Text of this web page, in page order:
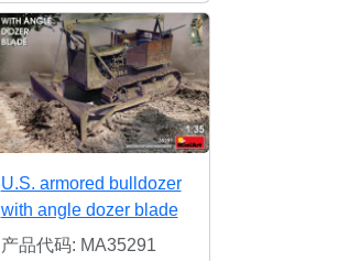
U.S. armored bulldozer
with angle dozer blade
产品代码: MA35291